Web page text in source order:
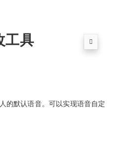
工具
的默认语音。可以实现语音自定